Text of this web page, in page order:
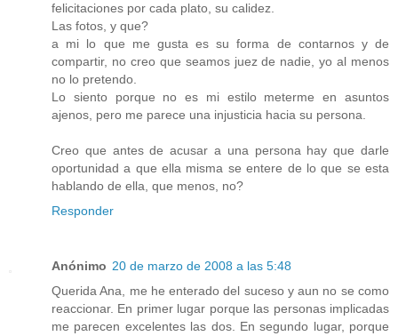
felicitaciones por cada plato, su calidez.
Las fotos, y que?
a mi lo que me gusta es su forma de contarnos y de
compartir, no creo que seamos juez de nadie, yo al menos
no lo pretendo.
Lo siento porque no es mi estilo meterme en asuntos
ajenos, pero me parece una injusticia hacia su persona.
Creo que antes de acusar a una persona hay que darle
oportunidad a que ella misma se entere de lo que se esta
hablando de ella, que menos, no?
Responder
Anónimo 20 de marzo de 2008 a las 5:48
Querida Ana, me he enterado del suceso y aun no se como
reaccionar. En primer lugar porque las personas implicadas
me parecen excelentes las dos. En segundo lugar, porque